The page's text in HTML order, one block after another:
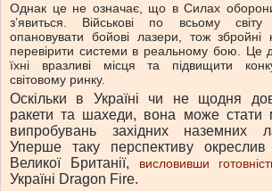
Однак це не означає, що в Силах
з’явиться. Військові по всьому світу
опановувати бойові лазери, тож збройні
перевірити системи в реальному бою. Це
їхні вразливі місця та підвищити
світовому ринку.
Оскільки в Україні чи не щодня
ракети та шахеди, вона може стати
випробувань західних наземних
Уперше таку перспективу
Великої Британії,
висловивши
Україні Dragon Fire.